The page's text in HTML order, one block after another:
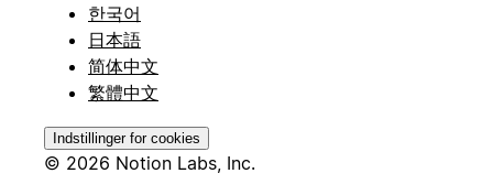
한국어
日本語
简体中文
繁體中文
Indstillinger for cookies
© 2026 Notion Labs, Inc.